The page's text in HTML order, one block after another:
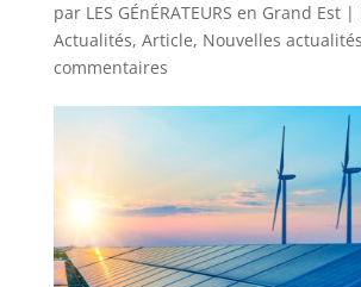
par LES GÉnÉRATEURS en Grand Est|
Actualités, Article, Nouvelles actualités
commentaires